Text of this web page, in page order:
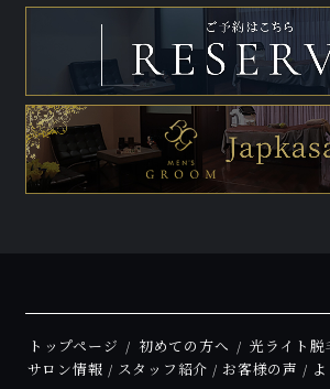
トップページ 初めての方へ 光ライト脱
サロン情報
スタッフ紹介 お客様の声